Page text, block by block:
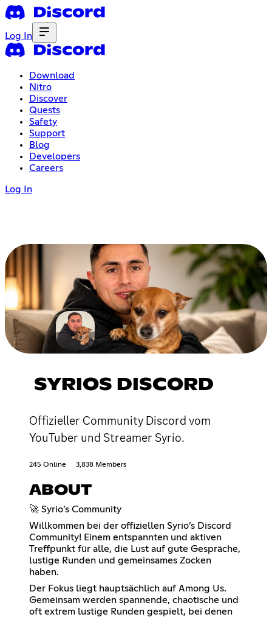
Log In
Download
Nitro
Discover
Quests
Safety
Support
Blog
Developers
Careers
Log In
SYRIOS DISCORD
Offizieller Community Discord vom
YouTuber und Streamer Syrio.
245 Online 3,838 Members
ABOUT
🚀 Syrio’s Community
Willkommen bei der offiziellen Syrio’s Discord
Community! Einem entspannten und aktiven
Treffpunkt für alle, die Lust auf gute Gespräche,
lustige Runden und gemeinsames Zocken
haben.
Der Fokus liegt hauptsächlich auf Among Us.
Gemeinsam werden spannende, chaotische und
oft extrem lustige Runden gespielt, bei denen